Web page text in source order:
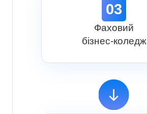
03
Фаховий
бізнес-коледж